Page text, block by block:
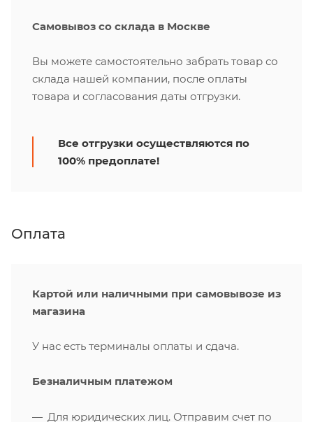
Самовывоз со склада в Москве
Вы можете самостоятельно забрать товар со
склада нашей компании, после оплаты
товара и согласования даты отгрузки.
Все отгрузки осуществляются по
100% предоплате!
Оплата
Картой или наличными при самовывозе из
магазина
У нас есть терминалы оплаты и сдача.
Безналичным платежом
Для юридических лиц. Отправим счет по